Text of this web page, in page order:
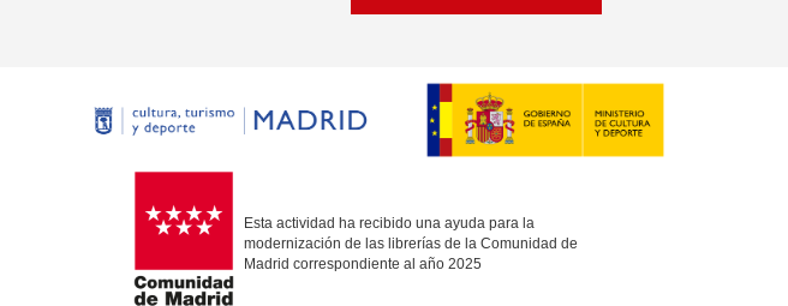
Esta actividad ha recibido una ayuda para la
modernización de las librerías de la Comunidad de
Madrid correspondiente al año 2025